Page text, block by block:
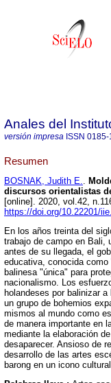
Anales del
versión impresa ISSN 0185-
Resumen
BOSNAK, Judith E..
discursos orientalistas
[online]. 2020, vol.42,
https://doi.org/10.22201/
En los años treinta del
trabajo de campo en Bali,
antes de su llegada, el
educativa, conocida
balinesa "única" para
nacionalismo. Los
holandeses por balinizar
un grupo de bohemios
mismos al mundo como
de manera importante en
mediante la elaboración
desaparecer. Ansioso de
desarrollo de las artes
barong en un icono